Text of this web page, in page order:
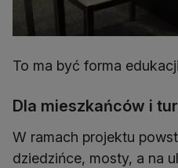
To ma być forma edukacji
Dla mieszkańców i
W ramach projektu
dziedzińce, mosty, a na